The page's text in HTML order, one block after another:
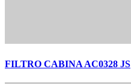
FILTRO CABINA AC0328 JS